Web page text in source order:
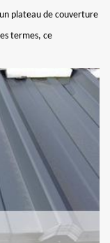
plateau de couverture
termes, ce